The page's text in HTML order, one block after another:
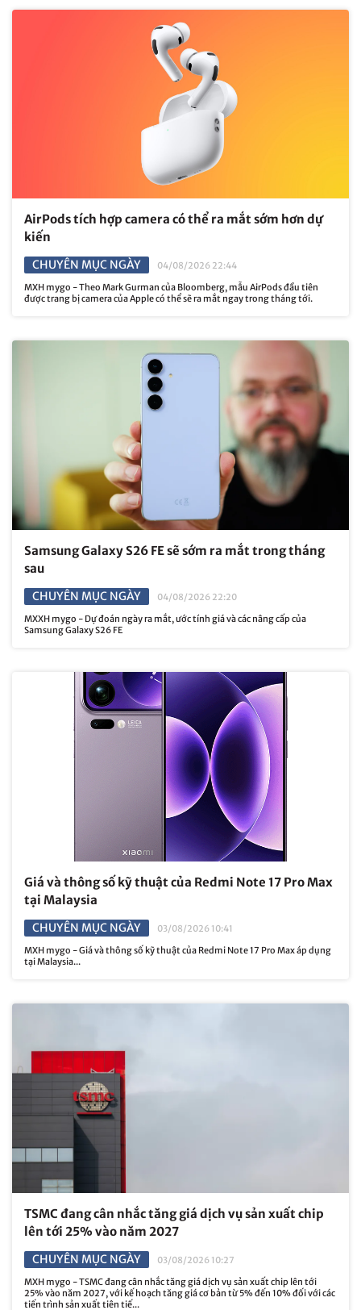
AirPods tích hợp camera có thể ra mắt sớm hơn dự
kiến
CHUYÊN MỤC NGÀY
04/08/2026 22:44
MXH mygo - Theo Mark Gurman của Bloomberg, mẫu AirPods đầu tiên
được trang bị camera của Apple có thể sẽ ra mắt ngay trong tháng tới.
Samsung Galaxy S26 FE sẽ sớm ra mắt trong tháng
sau
CHUYÊN MỤC NGÀY
04/08/2026 22:20
MXXH mygo - Dự đoán ngày ra mắt, ước tính giá và các nâng cấp của
Samsung Galaxy S26 FE
Giá và thông số kỹ thuật của Redmi Note 17 Pro Max
tại Malaysia
CHUYÊN MỤC NGÀY
03/08/2026 10:41
MXH mygo - Giá và thông số kỹ thuật của Redmi Note 17 Pro Max áp dụng
tại Malaysia...
TSMC đang cân nhắc tăng giá dịch vụ sản xuất chip
lên tới 25% vào năm 2027
CHUYÊN MỤC NGÀY
03/08/2026 10:27
MXH mygo - TSMC đang cân nhắc tăng giá dịch vụ sản xuất chip lên tới
25% vào năm 2027, với kế hoạch tăng giá cơ bản từ 5% đến 10% đối với các
tiến trình sản xuất tiên tiế...